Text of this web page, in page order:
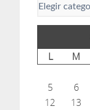
L M
5
6
12
13